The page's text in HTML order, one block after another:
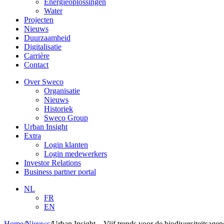
Energieoplossingen
Water
Projecten
Nieuws
Duurzaamheid
Digitalisatie
Carrière
Contact
Over Sweco
Organisatie
Nieuws
Historiek
Sweco Group
Urban Insight
Extra
Login klanten
Login medewerkers
Investor Relations
Business partner portal
NL
FR
EN